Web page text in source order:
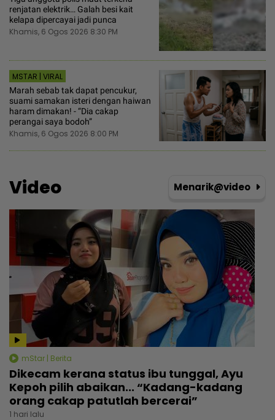
renjatan elektrik… Galah besi kait
kelapa dipercayai jadi punca
Khamis, 6 Ogos 2026 8:30 PM
MSTAR | VIRAL
Marah sebab tak dapat pencukur,
suami samakan isteri dengan haiwan
haram dimakan! - “Dia cakap
perangai saya bodoh”
Khamis, 6 Ogos 2026 8:00 PM
Video Menarik@video
mStar | Berita
Dikecam kerana status ibu tunggal, Ayu
Kepoh pilih abaikan... “Kadang-kadang
orang cakap patutlah bercerai”
1 hari lalu